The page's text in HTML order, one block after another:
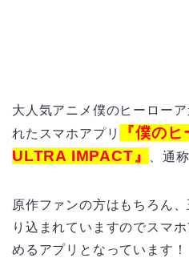
大人気アニメ僕のヒーロー
れたスマホアプリ
『僕のヒ
ULTRA IMPACT』
、通
原作ファンの方はもちろん
り込まれていますのでスマ
めるアプリとなっています！